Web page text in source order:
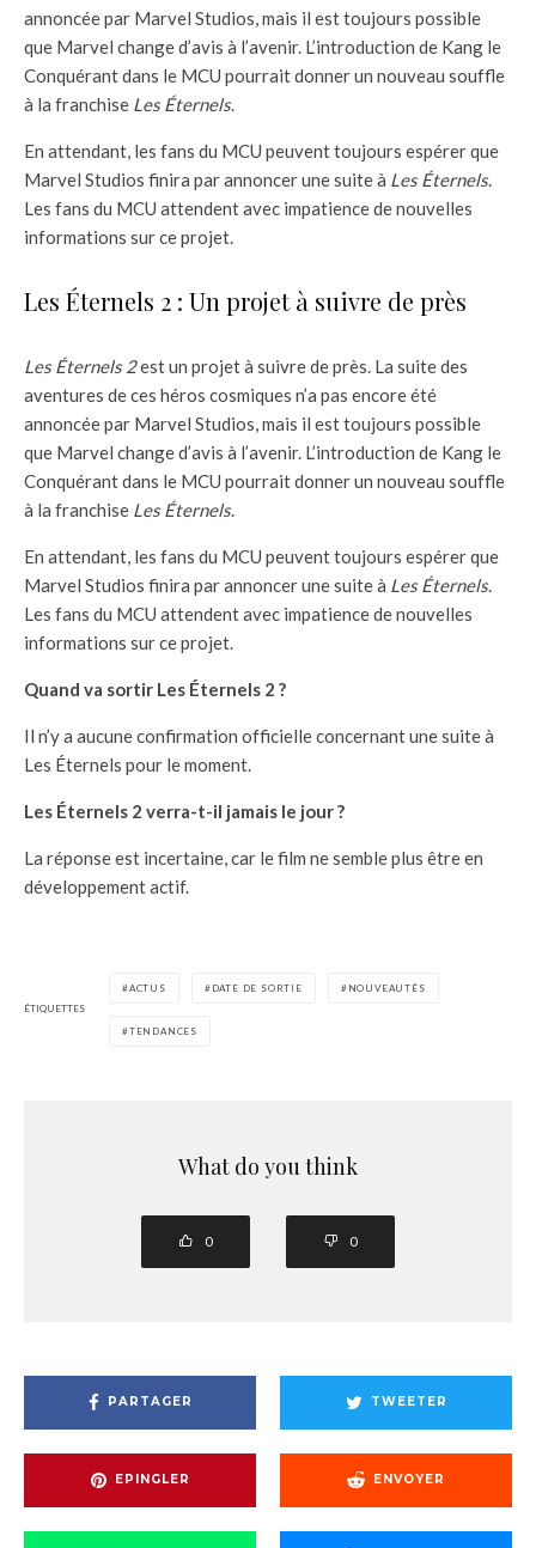
annoncée par Marvel Studios, mais il est toujours possible
que Marvel change d’avis à l’avenir. L’introduction de Kang le
Conquérant dans le MCU pourrait donner un nouveau souffle
à la franchise Les Éternels.
En attendant, les fans du MCU peuvent toujours espérer que
Marvel Studios finira par annoncer une suite à Les Éternels.
Les fans du MCU attendent avec impatience de nouvelles
informations sur ce projet.
Les Éternels 2 : Un projet à suivre de près
Les Éternels 2est un projet à suivre de près. La suite des
aventures de ces héros cosmiques n’a pas encore été
annoncée par Marvel Studios, mais il est toujours possible
que Marvel change d’avis à l’avenir. L’introduction de Kang le
Conquérant dans le MCU pourrait donner un nouveau souffle
à la franchise Les Éternels.
En attendant, les fans du MCU peuvent toujours espérer que
Marvel Studios finira par annoncer une suite à Les Éternels.
Les fans du MCU attendent avec impatience de nouvelles
informations sur ce projet.
Quand va sortir Les Éternels 2 ?
Il n’y a aucune confirmation officielle concernant une suite à
Les Éternels pour le moment.
Les Éternels 2 verra-t-il jamais le jour ?
La réponse est incertaine, car le film ne semble plus être en
développement actif.
ÉTIQUETTES
ACTUS DATE DE SORTIE NOUVEAUTÉS
TENDANCES
What do you think
0 0
PARTAGER TWEETER
EPINGLER ENVOYER